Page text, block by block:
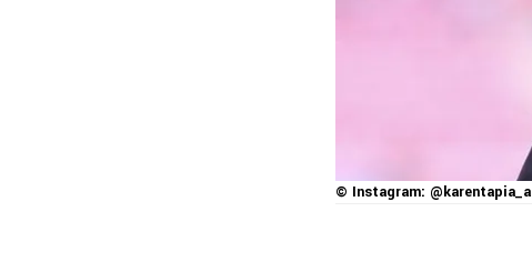
© Instagram: @karentapia_a